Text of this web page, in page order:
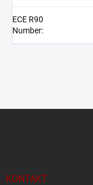
ECE R90
Number:
KONTAKT